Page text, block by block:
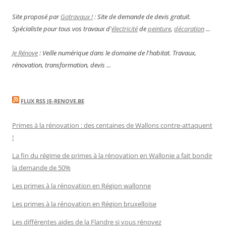
Site proposé parGotravaux !: Site de demande de devis gratuit.
Spécialiste pour tous vos travaux d'électricitédepeinture, décoration...
Je Rénove: Veille numérique dans le domaine de l'habitat. Travaux,
rénovation, transformation, devis ...
FLUX RSS JE-RENOVE.BE
Primes à la rénovation : des centaines de Wallons contre-attaquent
!
La fin du régime de primes à la rénovation en Wallonie a fait bondir
la demande de 50%
Les primes à la rénovation en Région wallonne
Les primes à la rénovation en Région bruxelloise
Les différentes aides de la Flandre si vous rénovez